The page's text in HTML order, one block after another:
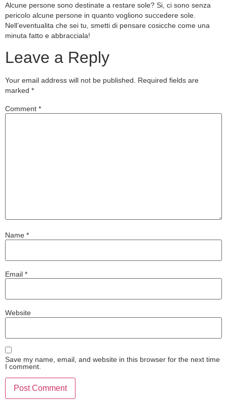
Alcune persone sono destinate a restare sole? Si, ci sono senza
pericolo alcune persone in quanto vogliono succedere sole.
Nell’eventualita che sei tu, smetti di pensare cosicche come una
minuta fatto e abbracciala!
Leave a Reply
Your email address will not be published. Required fields are
marked *
Comment *
Name *
Email *
Website
Save my name, email, and website in this browser for the next time
I comment.